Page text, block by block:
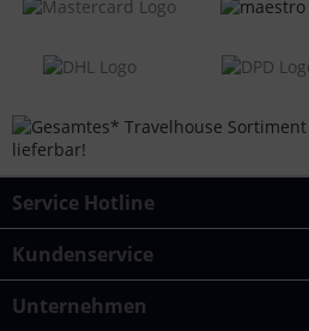
Service Hotline
Kundenservice
Unternehmen